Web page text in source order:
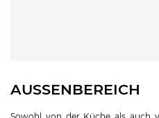
AUSSENBEREICH